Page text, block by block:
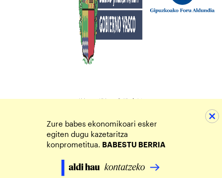
Zure babes ekonomikoari esker
egiten dugu kazetaritza
konprometitua. BABESTU BERRIA